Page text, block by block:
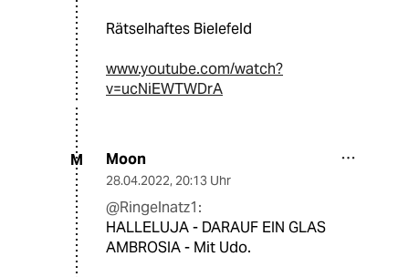
Rätselhaftes Bielefeld
www.youtube.com/watch?
v=ucNiEWTWDrA
M Moon
28.04.2022, 20:13 Uhr
@Ringelnatz1:
HALLELUJA - DARAUF EIN GLAS
AMBROSIA - Mit Udo.